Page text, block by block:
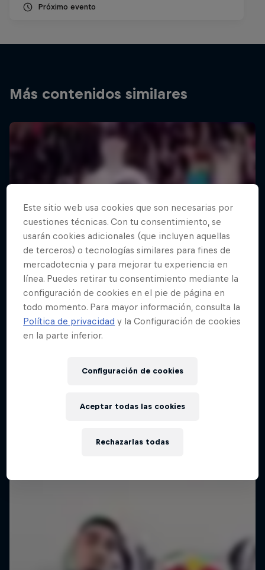
Próximo evento
Más contenidos similares
Este sitio web usa cookies que son necesarias por
cuestiones técnicas. Con tu consentimiento, se
usarán cookies adicionales (que incluyen aquellas
de terceros) o tecnologías similares para fines de
mercadotecnia y para mejorar tu experiencia en
línea. Puedes retirar tu consentimiento mediante la
configuración de cookies en el pie de página en
todo momento. Para mayor información, consulta la
Política de privacidad y la Configuración de cookies
en la parte inferior.
Configuración de cookies
Rechazarlas todas
Aceptar todas las cookies